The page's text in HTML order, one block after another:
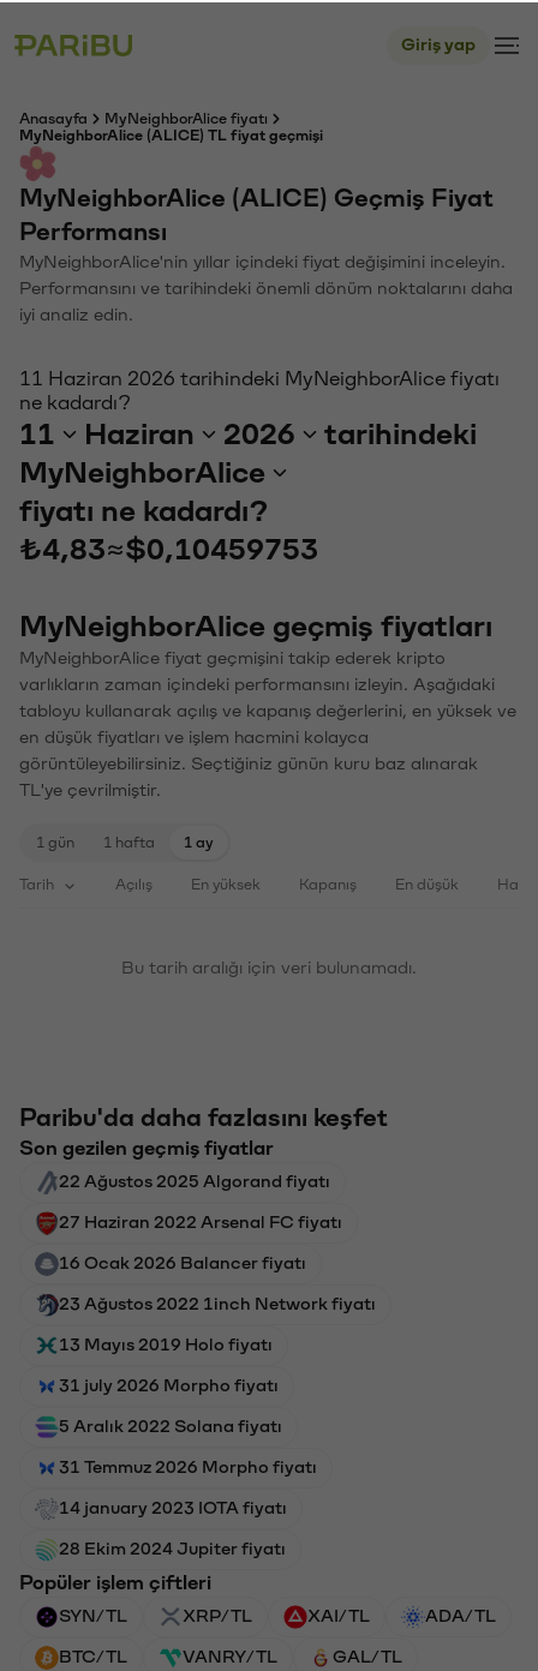
Giriş yap
Anasayfa
MyNeighborAlice fiyatı
MyNeighborAlice (ALICE) TL fiyat geçmişi
MyNeighborAlice (ALICE) Geçmiş Fiyat
Performansı
MyNeighborAlice'nin yıllar içindeki fiyat değişimini inceleyin.
Performansını ve tarihindeki önemli dönüm noktalarını daha
iyi analiz edin.
11 Haziran 2026 tarihindeki MyNeighborAlice fiyatı
ne kadardı?
11 Haziran 2026
tarihindeki
MyNeighborAlice
fiyatı ne kadardı?
₺4,83≈$0,10459753
MyNeighborAlice geçmiş fiyatları
MyNeighborAlice fiyat geçmişini takip ederek kripto
varlıkların zaman içindeki performansını izleyin. Aşağıdaki
tabloyu kullanarak açılış ve kapanış değerlerini, en yüksek ve
en düşük fiyatları ve işlem hacmini kolayca
görüntüleyebilirsiniz. Seçtiğiniz günün kuru baz alınarak
TL'ye çevrilmiştir.
1 gün 1 hafta 1 ay
Tarih Açılış En yüksek Kapanış En düşük
Bu tarih aralığı için veri bulunamadı.
Paribu'da daha fazlasını keşfet
Son gezilen geçmiş fiyatlar
22 Ağustos 2025 Algorand fiyatı
27 Haziran 2022 Arsenal FC fiyatı
16 Ocak 2026 Balancer fiyatı
23 Ağustos 2022 1inch Network fiyatı
13 Mayıs 2019 Holo fiyatı
31 july 2026 Morpho fiyatı
5 Aralık 2022 Solana fiyatı
31 Temmuz 2026 Morpho fiyatı
14 january 2023 IOTA fiyatı
28 Ekim 2024 Jupiter fiyatı
Popüler işlem çiftleri
SYN/TL XRP/TL XAI/TL ADA/TL
BTC/TL VANRY/TL GAL/TL